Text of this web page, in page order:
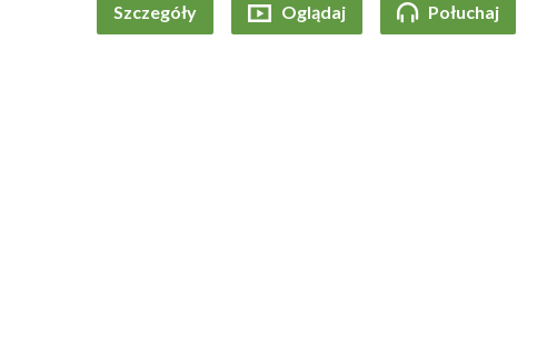
Szczegóły Oglądaj Połuchaj